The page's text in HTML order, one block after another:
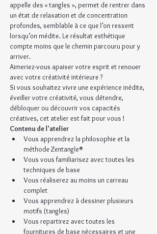
appelle des « tangles », permet de rentrer dans
un état de relaxation et de concentration
profondes, semblable à ce que l’on ressent
lorsqu’on médite. Le résultat esthétique
compte moins que le chemin parcouru pour y
arriver.
Aimeriez-vous apaiser votre esprit et renouer
avec votre créativité intérieure ?
Si vous souhaitez vivre une expérience inédite,
éveiller votre créativité, vous détendre,
débloquer ou découvrir vos capacités
créatives, cet atelier est fait pour vous !
Contenu de l'atelier
Vous apprendrez la philosophie et la
méthode Zentangle®
Vous vous familiarisez avec toutes les
techniques de base
Vous réaliserez au moins un carreau
complet
Vous apprendrez à dessiner plusieurs
motifs (tangles)
Vous repartirez avec toutes les
fournitures de base nécessaires et une